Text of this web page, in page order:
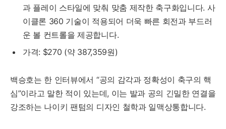
과 플레이 스타일에 맞춰 맞춤 제작한 축구화입니다. 사
이클론 360 기술이 적용되어 더욱 빠른 회전과 부드러
운 볼 컨트롤을 제공합니다.
가격: $270 (약 387,359원)
백승호는 한 인터뷰에서 “공의 감각과 정확성이 축구의 핵
심”이라고 말한 적이 있는데, 이는 발과 공의 긴밀한 연결을
강조하는 나이키 팬텀의 디자인 철학과 일맥상통합니다.